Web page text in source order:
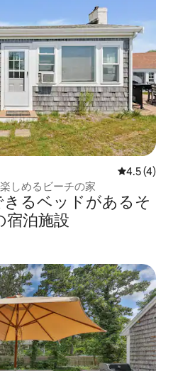
レビュー4
4.5 (4)
しめるビーチの家
るベッドがあるそ
宿泊施設